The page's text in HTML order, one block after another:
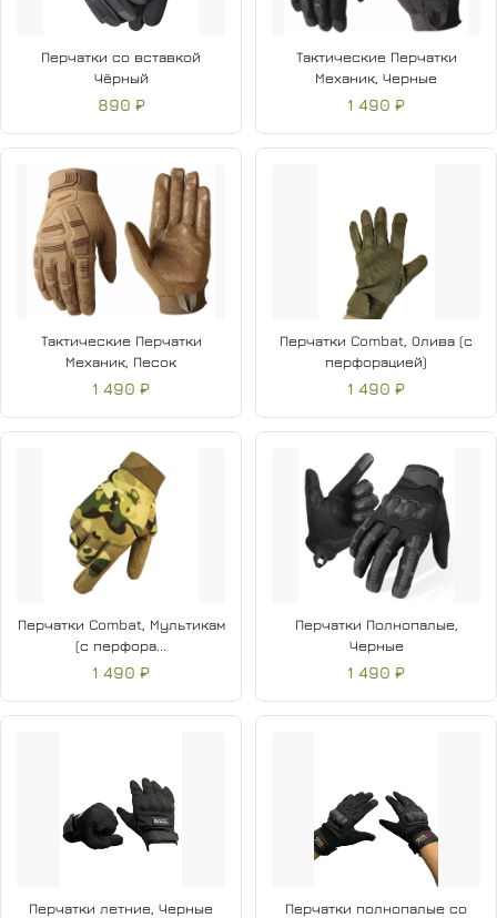
Перчатки со вставкой
Чёрный
890 ₽
Тактические Перчатки
Механик, Черные
1 490 ₽
Тактические Перчатки
Механик, Песок
1 490 ₽
Перчатки Combat, Олива (с
перфорацией)
1 490 ₽
Перчатки Combat, Мультикам
(с перфора...
1 490 ₽
Перчатки Полнопалые,
Черные
1 490 ₽
Перчатки летние, Черные Перчатки полнопалые со